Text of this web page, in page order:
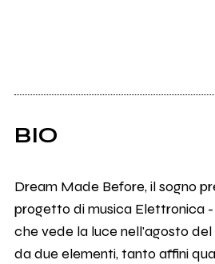
BIO
Dream Made Before, il sogno
progetto di musica Elettronica
che vede la luce nell'agosto
da due elementi, tanto affini